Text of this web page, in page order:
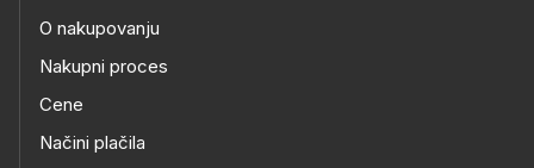
O nakupovanju
Nakupni proces
Cene
Načini plačila